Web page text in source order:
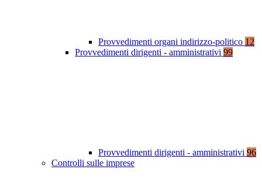
Provvedimenti organi indirizzo-politico 12
Provvedimenti dirigenti - amministrativi 99
Provvedimenti dirigenti - amministrativi 96
Controlli sulle imprese